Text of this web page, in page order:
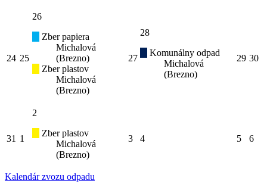
24 25
26
Zber papiera
Michalová
(Brezno)
Zber plastov
Michalová
(Brezno)
27
28
Komunálny odpad
Michalová
(Brezno)
29 30
31 1
2
Zber plastov
Michalová
(Brezno)
3 4 5 6
Kalendár zvozu odpadu